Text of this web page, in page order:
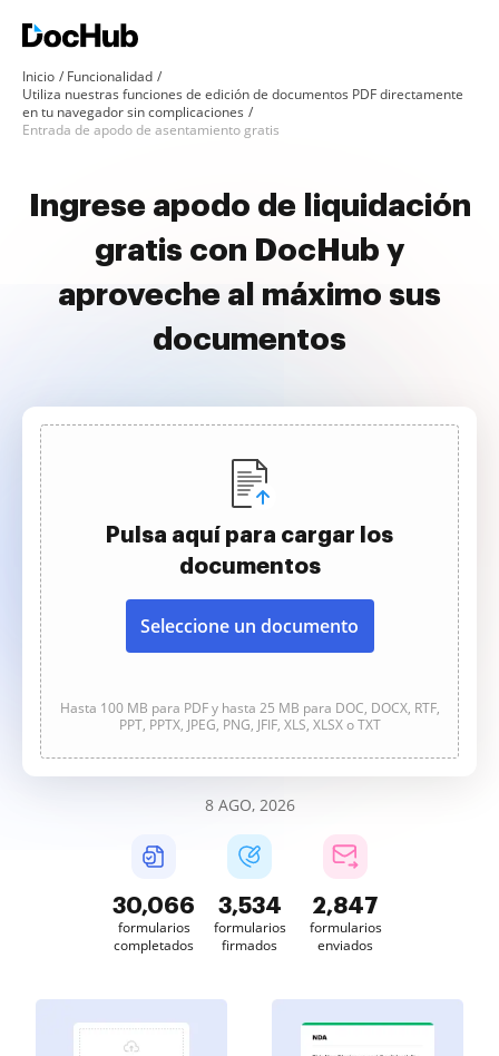
Inicio
Funcionalidad
Utiliza nuestras funciones de edición de documentos PDF directamente
en tu navegador sin complicaciones
Entrada de apodo de asentamiento gratis
Ingrese apodo de liquidación
gratis con DocHub y
aproveche al máximo sus
documentos
Pulsa aquí para cargar los
documentos
Seleccione un documento
Hasta 100 MB para PDF y hasta 25 MB para DOC, DOCX, RTF,
PPT, PPTX, JPEG, PNG, JFIF, XLS, XLSX o TXT
8 AGO, 2026
30,066
formularios
completados
3,534
formularios
firmados
2,847
formularios
enviados